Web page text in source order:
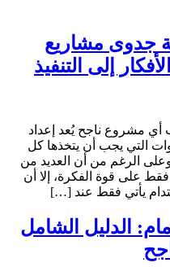
جدوى مشاريع
إلى التنفيذ
مشروع ناجح يُعد إعداد
التي يجب أن يتخذها كل
الرغم من أن العديد من
على قوة الفكرة، إلا أن
يأتي فقط عند […]
الدليل الشامل